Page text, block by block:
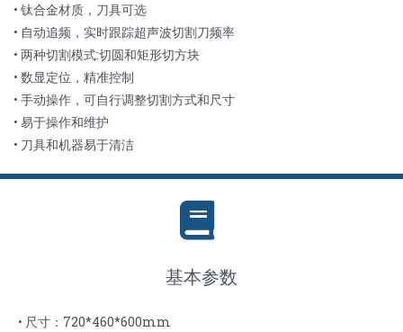
• 钛合金材质，刀具可选
• 自动追频，实时跟踪超声波切割刀频率
• 两种切割模式:切圆和矩形切方块
• 数显定位，精准控制
• 手动操作，可自行调整切割方式和尺寸
• 易于操作和维护
• 刀具和机器易于清洁
基本参数
• 尺寸：720*460*600mm